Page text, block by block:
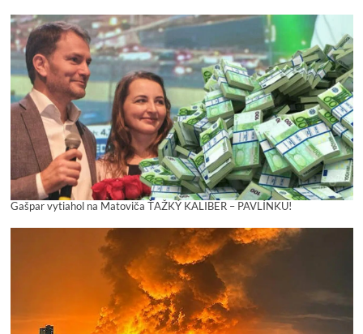
Gašpar vytiahol na Matoviča ŤAŽKÝ KALIBER – PAVLÍNKU!